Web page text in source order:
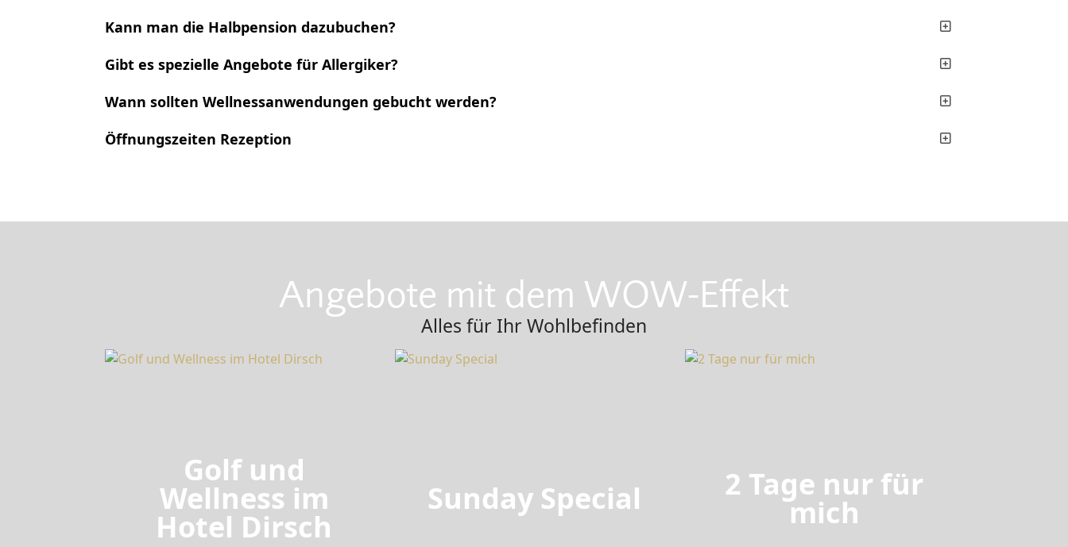
Kann man die Halbpension dazubuchen?
Gibt es spezielle Angebote für Allergiker?
Wann sollten Wellnessanwendungen gebucht werden?
Öffnungszeiten Rezeption
Angebote mit dem WOW-Effekt
Alles für Ihr Wohlbefinden
Golf und
Wellness im
Hotel Dirsch
Sunday Special 2 Tage nur für
mich